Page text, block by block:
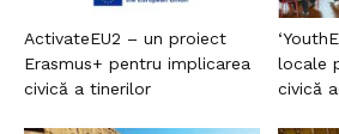
ActivateEU2 – un proiect
Erasmus+ pentru implicarea
civică a tinerilor
locale
civică